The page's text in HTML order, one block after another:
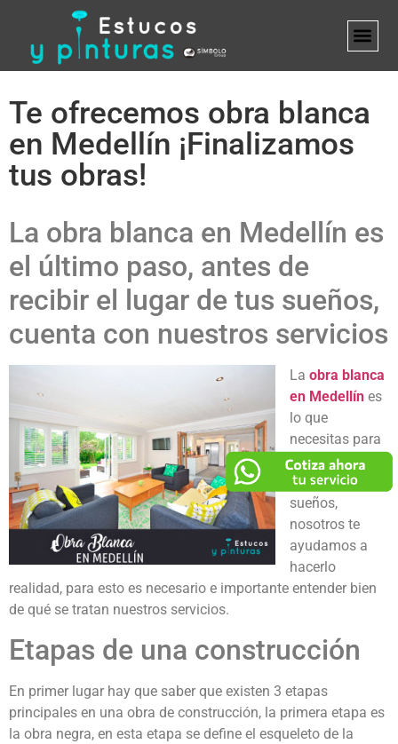
Te ofrecemos obra blanca
en Medellín ¡Finalizamos
tus obras!
La obra blanca en Medellín es
el último paso, antes de
recibir el lugar de tus sueños,
cuenta con nuestros servicios
La obra blanca
en Medellín es
lo que
necesitas para
poder habitar el
lugar de tus
sueños,
nosotros te
ayudamos a
hacerlo
realidad, para esto es necesario e importante entender bien
de qué se tratan nuestros servicios.
Etapas de una construcción
En primer lugar hay que saber que existen 3 etapas
principales en una obra de construcción, la primera etapa es
la obra negra, en esta etapa se define el esqueleto de la